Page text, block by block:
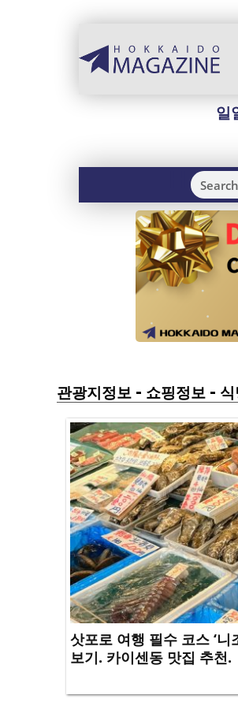
일
관광지정보 - 쇼핑정보 -
삿포로 여행 필수 코스 ‘니
보기. 카이센동 맛집 추천.